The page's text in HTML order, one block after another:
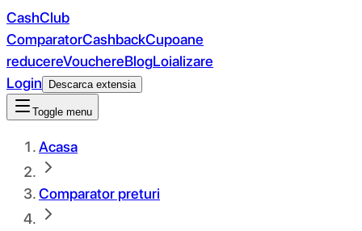
CashClub
ComparatorCashbackCupoane
reducereVouchereBlogLoializare
Login
Descarca extensia
Toggle menu
Acasa
Comparator preturi